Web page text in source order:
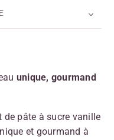
unique, gourmand
de pâte à sucre vanille
et gourmand à